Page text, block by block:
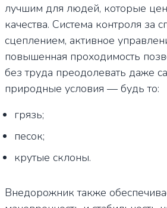
лучшим для людей, которые
качества. Система контроля за
сцеплением, активное
повышенная проходимость
без труда преодолевать даже
природные условия — будь то:
грязь;
песок;
крутые склоны.
Внедорожник также